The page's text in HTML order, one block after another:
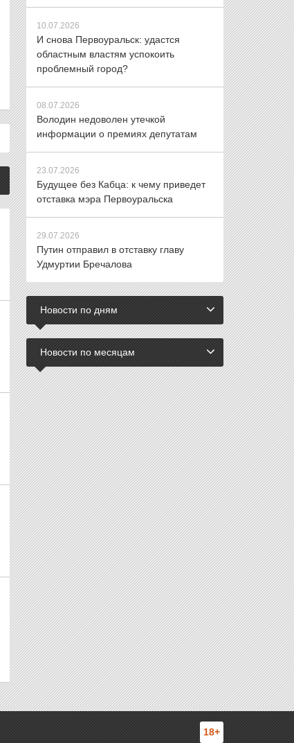
10.07.2026
И снова Первоуральск: удастся
областным властям успокоить
проблемный город?
08.07.2026
Володин недоволен утечкой
информации о премиях депутатам
23.07.2026
Будущее без Кабца: к чему приведет
отставка мэра Первоуральска
29.07.2026
Путин отправил в отставку главу
Удмуртии Бречалова
Новости по дням
Новости по месяцам
18+